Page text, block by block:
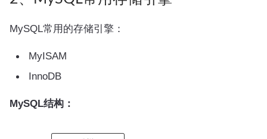
MySQL常用的存储引擎：
MyISAM
InnoDB
MySQL结构：